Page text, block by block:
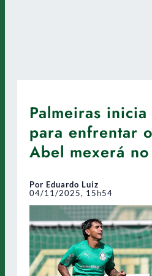
Palmeiras
para enfrentar
Abel mexerá
Por Eduardo Luiz
04/11/2025, 15h54